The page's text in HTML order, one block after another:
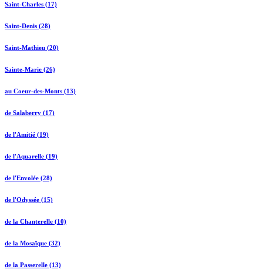
Saint-Charles (17)
Saint-Denis (28)
Saint-Mathieu (20)
Sainte-Marie (26)
au Coeur-des-Monts (13)
de Salaberry (17)
de l'Amitié (19)
de l'Aquarelle (19)
de l'Envolée (28)
de l'Odyssée (15)
de la Chanterelle (10)
de la Mosaïque (32)
de la Passerelle (13)